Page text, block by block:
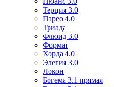
Терция 3.0
Парео 4.0
Триада
Флюид 3.0
Формат
Хорда 4.0
Элегия 3.0
Локон
Богема 3.1 прямая